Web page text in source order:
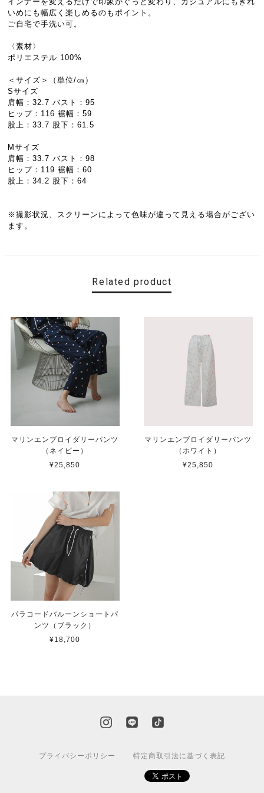
いめにも幅広く楽しめるのもポイント。
ご自宅で手洗い可。
〈素材〉
ポリエステル 100%
＜サイズ＞（単位/㎝）
Sサイズ
肩幅：32.7 バスト：95
ヒップ：116 裾幅：59
股上：33.7 股下：61.5
Mサイズ
肩幅：33.7 バスト：98
ヒップ：119 裾幅：60
股上：34.2 股下：64
※撮影状況、スクリーンによって色味が違って見える場合がござい
ます。
Related product
マリンエンブロイダリーパンツ
（ネイビー）
¥25,850
マリンエンブロイダリーパンツ
（ホワイト）
¥25,850
パラコードバルーンショートパ
ンツ（ブラック）
¥18,700
プライバシーポリシー 特定商取引法に基づく表記